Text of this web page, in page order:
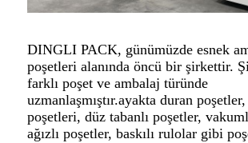
DINGLI PACK, günümüzde esnek
poşetleri alanında öncü bir şirkettir.
farklı poşet ve ambalaj türünde
uzmanlaşmıştır.ayakta duran
poşetleri, düz tabanlı poşetler,
ağızlı poşetler, baskılı rulolar gibi